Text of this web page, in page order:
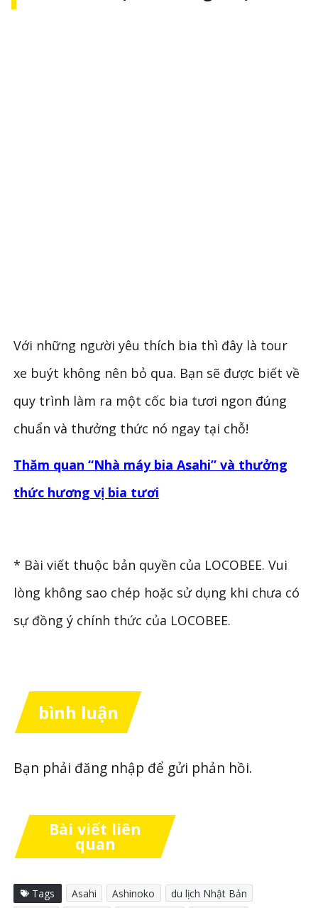
Với những người yêu thích bia thì đây là tour
xe buýt không nên bỏ qua. Bạn sẽ được biết về
quy trình làm ra một cốc bia tươi ngon đúng
chuẩn và thưởng thức nó ngay tại chỗ!
Thăm quan “Nhà máy bia Asahi” và thưởng
thức hương vị bia tươi
* Bài viết thuộc bản quyền của LOCOBEE. Vui
lòng không sao chép hoặc sử dụng khi chưa có
sự đồng ý chính thức của LOCOBEE.
bình luận
Bạn phải đăng nhập để gửi phản hồi.
Bài viết liên
quan
Tags Asahi Ashinoko
du lịch Nhật Bản